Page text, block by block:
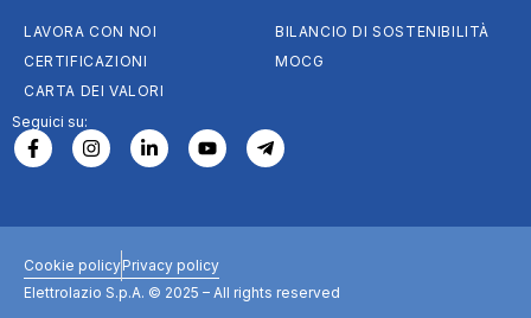
LAVORA CON NOI
CERTIFICAZIONI
CARTA DEI VALORI
BILANCIO DI SOSTENIBILITÀ
MOCG
Seguici su:
Cookie policyPrivacy policy
Elettrolazio S.p.A. © 2025 – All rights reserved